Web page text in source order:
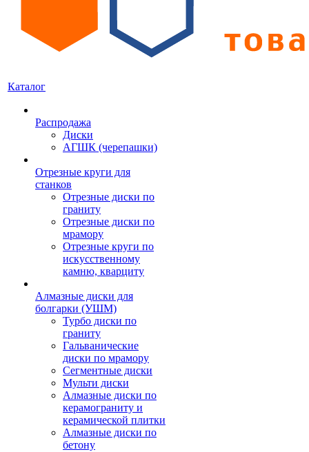
Каталог
Распродажа
Диски
АГШК (черепашки)
Отрезные круги для
станков
Отрезные диски по
граниту
Отрезные диски по
мрамору
Отрезные круги по
искусственному
камню, кварциту
Алмазные диски для
болгарки (УШМ)
Турбо диски по
граниту
Гальванические
диски по мрамору
Сегментные диски
Мульти диски
Алмазные диски по
керамограниту и
керамической плитки
Алмазные диски по
бетону